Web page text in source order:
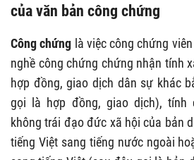
của văn bản công chứng
Công chứng là việc công chứng
nghề công chứng chứng nhận tính
hợp đồng, giao dịch dân sự khác
gọi là hợp đồng, giao dịch), tính
không trái đạo đức xã hội của bản
tiếng Việt sang tiếng nước ngoài